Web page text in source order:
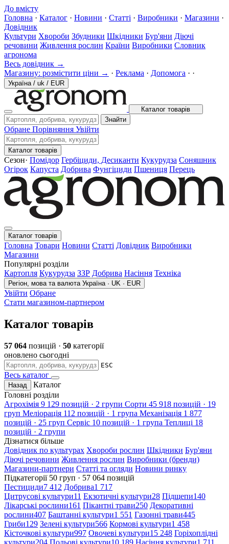
До вмісту
Головна · Каталог · Новини · Статті · Виробники · Магазини ·
Довідник
Культури Хвороби Збудники Шкідники Бур'яни Діючі
речовини Живлення рослин Країни Виробники Словник
агронома
Весь довідник →
Магазину: розмістити ціни → · Реклама · Допомога · ·
Україна / uk / EUR
Каталог товарів
Знайти
Обране Порівняння Увійти
Каталог товарів
Сезон· Помідор Гербіциди, Десиканти Кукурудза Соняшник
Огірок Капуста Добрива Фунгіциди Пшениця Перець
Каталог товарів
Головна Товари Новини Статті Довідник Виробники
Магазини
Популярні розділи
Картопля Кукурудза ЗЗР Добрива Насіння Техніка
Регіон, мова та валюта Україна · UK · EUR
Увійти Обране
Стати магазином-партнером
Каталог товарів
57 064 позицій · 50 категорії
оновлено сьогодні
ESC
Весь каталог
Назад
Каталог
Головні розділи
Агрохімія 9 129 позицій · 2 групи Сорти 45 918 позицій · 19
груп Меліорація 112 позицій · 1 група Механізація 1 877
позицій · 25 груп Сервіс 10 позицій · 1 група Теплиці 18
позицій · 2 групи
Дізнатися більше
Довідник по культурах Хвороби рослин Шкідники Бур'яни
Діючі речовини Живлення рослин Виробники (бренди)
Магазини-партнери Статті та огляди Новини ринку
Підкатегорії 50 груп · 57 064 позицій
Пестициди7 412 Добрива1 717
Цитрусові культури11 Екзотичні культури28 Підщепи140
Лікарські рослини161 Пікантні трави250 Декоративні
рослини407 Баштанні культури1 551 Газонні трави445
Гриби129 Зелені культури566 Кормові культури1 458
Кісточкові культури997 Овочеві культури15 248 Горіхоплідні
культури204 Польові культури10 189 Насіння культури1 711